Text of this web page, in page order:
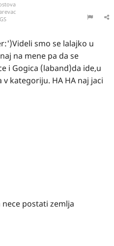
smo se lalajko u
na mene pa da se
i Gogica (laband)da ide,u
kategoriju. HA HA naj jaci
postati zemlja